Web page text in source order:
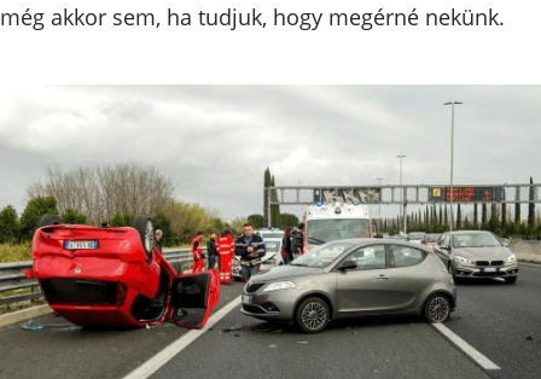
még akkor sem, ha tudjuk, hogy megérné nekünk.